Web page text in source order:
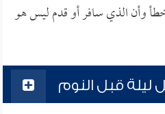
وأن الذي سافر أو قدم ليس هو
قبل النوم